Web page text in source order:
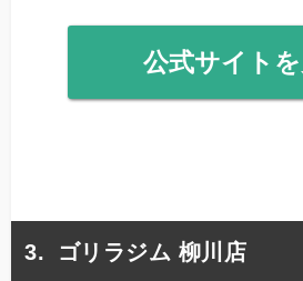
公式サイト
ゴリラジム 柳川店